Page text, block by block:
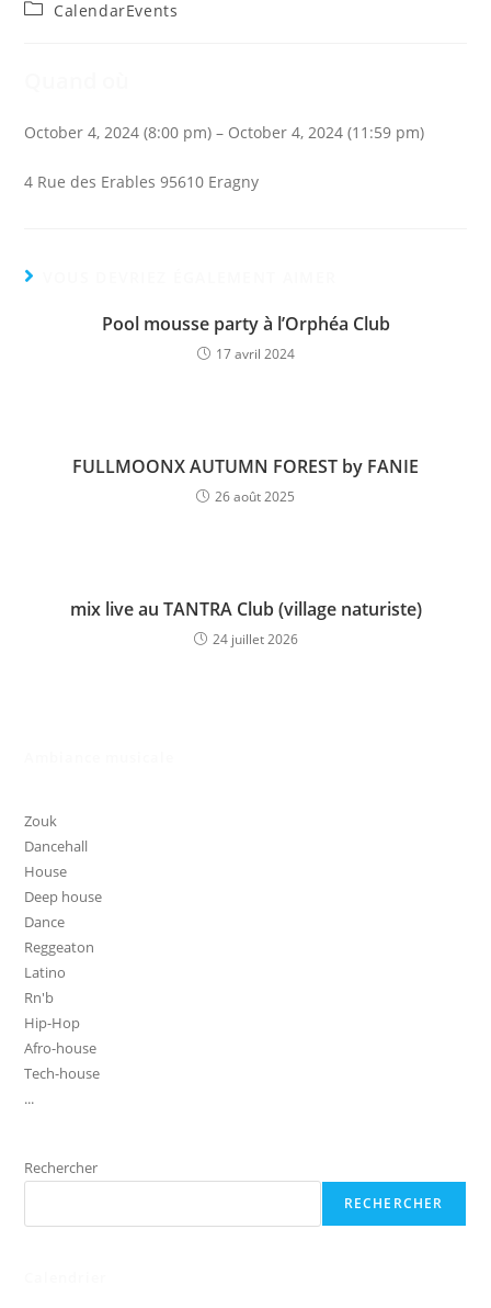
la
PostCalendarEvents
October 4, 2024 (8:00 pm) – October 4, 2024 (11:59 pm)
4 Rue des Erables 95610 Eragny
Pool mousse party à l’Orphéa Club
17 avril 2024
FULLMOONX AUTUMN FOREST by FANIE
26 août 2025
mix live au TANTRA Club (village naturiste)
24 juillet 2026
Zouk
Dancehall
House
Deep house
Dance
Reggeaton
Latino
Rn'b
Hip-Hop
Afro-house
Tech-house
...
Rechercher
RECHERCHER